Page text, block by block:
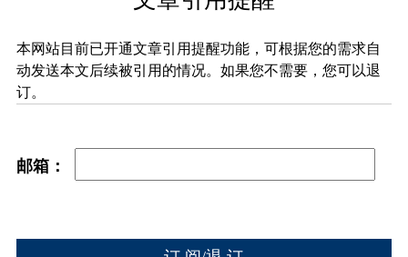
本网站目前已开通文章引用提醒功能，可根据您的需求自
动发送本文后续被引用的情况。如果您不需要，您可以退
订。
邮箱：